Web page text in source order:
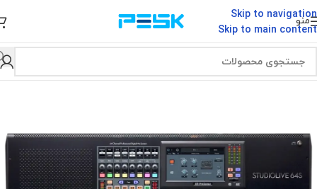
Skip to navigation
Skip to main content
منو